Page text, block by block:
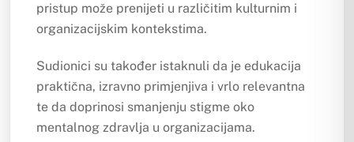
pristup može prenijeti u različitim kulturnim i
organizacijskim kontekstima.
Sudionici su također istaknuli da je edukacija
praktična, izravno primjenjiva i vrlo relevantna
te da doprinosi smanjenju stigme oko
mentalnog zdravlja u organizacijama.